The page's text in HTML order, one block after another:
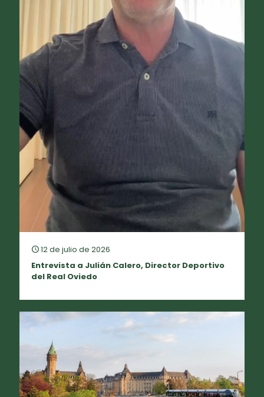
12 de julio de 2026
Entrevista a Julián Calero, Director Deportivo
del Real Oviedo